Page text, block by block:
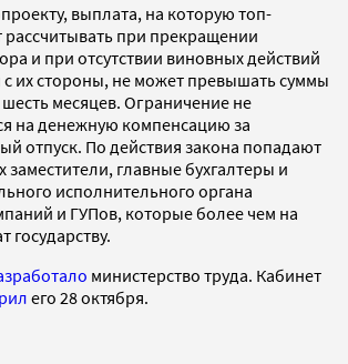
выплата, на которую топ-
при прекращении
и при отсутствии виновных действий
с их стороны, не может превышать суммы
шесть месяцев. Ограничение не
на денежную компенсацию за
отпуск. По действия закона попадают
заместители, главные бухгалтеры и
исполнительного органа
и ГУПов, которые более чем на
государству.
министерство труда. Кабинет
его 28 октября.